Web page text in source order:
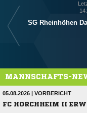
SG Rheinhöhen
MANNSCHAFTS-
05.08.2026 | VORBERICHT
FC HORCHHEIM II